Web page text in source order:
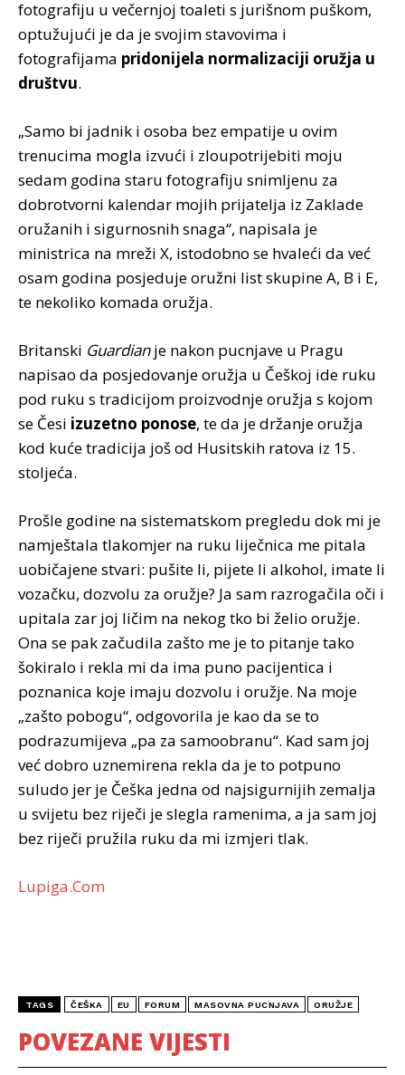
fotografiju u večernjoj toaleti s jurišnom puškom,
optužujući je da je svojim stavovima i
fotografijama pridonijela normalizaciji oružja u
društvu.
„Samo bi jadnik i osoba bez empatije u ovim
trenucima mogla izvući i zloupotrijebiti moju
sedam godina staru fotografiju snimljenu za
dobrotvorni kalendar mojih prijatelja iz Zaklade
oružanih i sigurnosnih snaga“, napisala je
ministrica na mreži X, istodobno se hvaleći da već
osam godina posjeduje oružni list skupine A, B i E,
te nekoliko komada oružja.
Britanski Guardianje nakon pucnjave u Pragu
napisao da posjedovanje oružja u Češkoj ide ruku
pod ruku s tradicijom proizvodnje oružja s kojom
se Česi izuzetno ponose, te da je držanje oružja
kod kuće tradicija još od Husitskih ratova iz 15.
stoljeća.
Prošle godine na sistematskom pregledu dok mi je
namještala tlakomjer na ruku liječnica me pitala
uobičajene stvari: pušite li, pijete li alkohol, imate li
vozačku, dozvolu za oružje? Ja sam razrogačila oči i
upitala zar joj ličim na nekog tko bi želio oružje.
Ona se pak začudila zašto me je to pitanje tako
šokiralo i rekla mi da ima puno pacijentica i
poznanica koje imaju dozvolu i oružje. Na moje
„zašto pobogu“, odgovorila je kao da se to
podrazumijeva „pa za samoobranu“. Kad sam joj
već dobro uznemirena rekla da je to potpuno
suludo jer je Češka jedna od najsigurnijih zemalja
u svijetu bez riječi je slegla ramenima, a ja sam joj
bez riječi pružila ruku da mi izmjeri tlak.
Lupiga.Com
TAGS ČEŠKA EU FORUM MASOVNA PUCNJAVA ORUŽJE
POVEZANE VIJESTI